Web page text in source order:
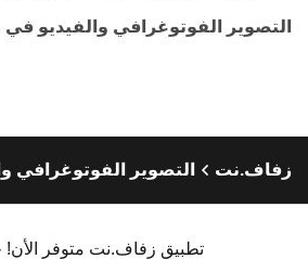
التصوير الفوتوغرافي والفيديو في
زفاف.نت التصوير الفوتوغرافي
تطبيق زفاف.نت متوفر الأن!